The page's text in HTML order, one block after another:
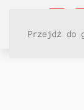
Przejdź do